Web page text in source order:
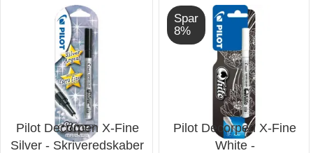
Pilot Decorpen X-Fine
Silver - Skriveredskaber
Spar
8%
Pilot Decorpen X-Fine
White -